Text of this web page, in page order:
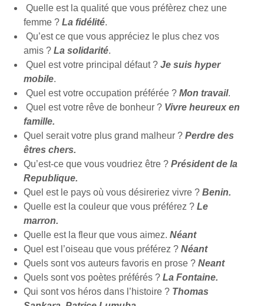
Quelle est la qualité que vous préfèrez chez une
femme ? La fidélité.
Qu’est ce que vous appréciez le plus chez vos
amis ? La solidarité.
Quel est votre principal défaut ? Je suis hyper
mobile.
Quel est votre occupation préférée ? Mon travail.
Quel est votre rêve de bonheur ? Vivre heureux en
famille.
Quel serait votre plus grand malheur ? Perdre des
êtres chers.
Qu’est-ce que vous voudriez être ? Président de la
Republique.
Quel est le pays où vous désireriez vivre ? Benin.
Quelle est la couleur que vous préférez ? Le
marron.
Quelle est la fleur que vous aimez. Néant
Quel est l’oiseau que vous préférez ? Néant
Quels sont vos auteurs favoris en prose ? Neant
Quels sont vos poètes préférés ? La Fontaine.
Qui sont vos héros dans l’histoire ? Thomas